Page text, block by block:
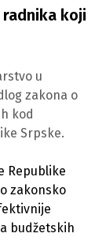
koji
u
zakona o
kod
Srpske.
Republike
zakonsko
budžetskih